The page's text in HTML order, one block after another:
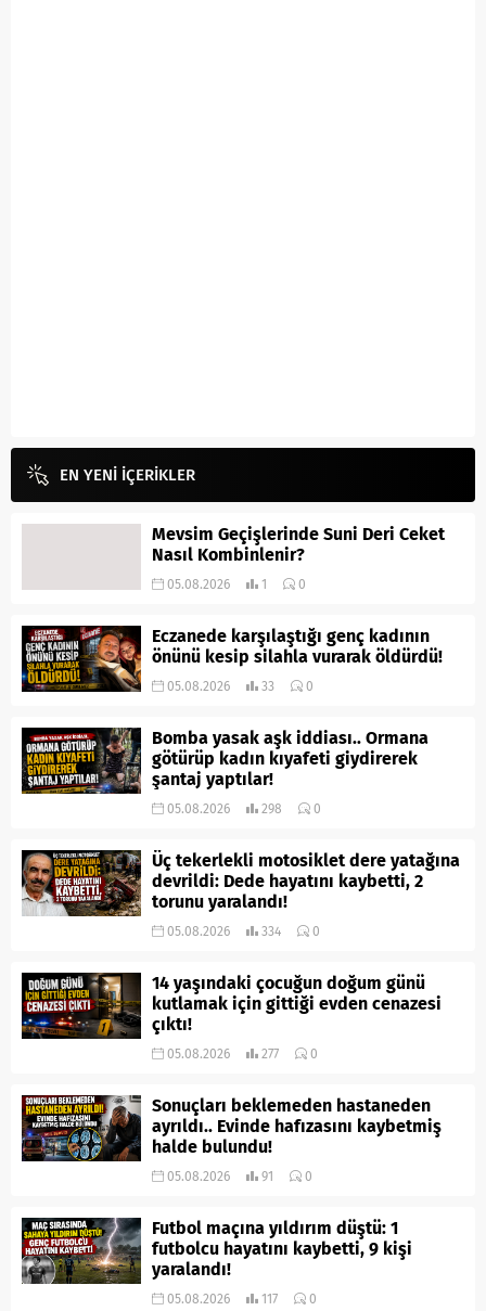
EN YENİ İÇERİKLER
Mevsim Geçişlerinde Suni Deri Ceket
Nasıl Kombinlenir?
05.08.2026 1 0
Eczanede karşılaştığı genç kadının
önünü kesip silahla vurarak öldürdü!
05.08.2026 33 0
Bomba yasak aşk iddiası.. Ormana
götürüp kadın kıyafeti giydirerek
şantaj yaptılar!
05.08.2026 298 0
Üç tekerlekli motosiklet dere yatağına
devrildi: Dede hayatını kaybetti, 2
torunu yaralandı!
05.08.2026 334 0
14 yaşındaki çocuğun doğum günü
kutlamak için gittiği evden cenazesi
çıktı!
05.08.2026 277 0
Sonuçları beklemeden hastaneden
ayrıldı.. Evinde hafızasını kaybetmiş
halde bulundu!
05.08.2026 91 0
Futbol maçına yıldırım düştü: 1
futbolcu hayatını kaybetti, 9 kişi
yaralandı!
05.08.2026 117 0